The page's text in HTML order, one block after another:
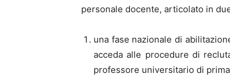
personale docente, articolato in
una fase nazionale di
acceda alle procedure di
professore universitario di